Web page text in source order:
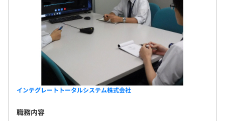
インテグレートトータルシステム株式会社
職務内容